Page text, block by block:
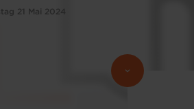
21 Mai 2024